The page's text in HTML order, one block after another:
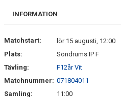
MATCHER
DOKUMENT
ÖVERGÅNGSPOLICY
INFORMATION
Matchstart:
lör 15 augusti, 12:00
Plats:
Söndrums IP F
Tävling:
F12år Vit
Matchnummer: 071804011
Samling:
11:00